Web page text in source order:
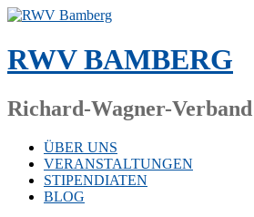
Zum
springen
RWV BAMBERG
Richard-Wagner-
ÜBER UNS
VERANSTALTUNGEN
STIPENDIATEN
BLOG